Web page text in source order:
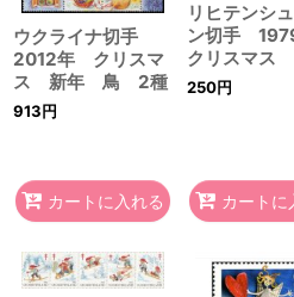
ウクライナ切手
2012年 クリスマ
ス 新年 鳥 2種
913円
カートに入れる
リヒテンシ
ン切手
クリスマス
250円
カートに